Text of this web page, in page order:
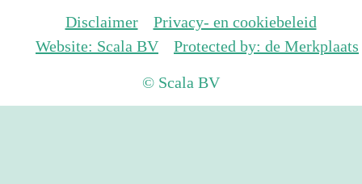
Disclaimer
Privacy- en cookiebeleid
Website: Scala BV
Protected by: de Merkplaats
© Scala BV